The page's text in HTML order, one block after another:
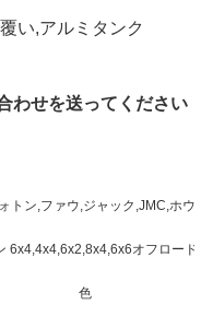
い,アルミタンク
わせを送ってください
トン,ファウ,ジャック,JMC,ホウ
6x4,4x4,6x2,8x4,6x6オフロード
色